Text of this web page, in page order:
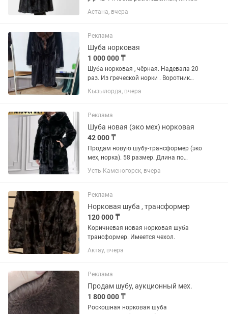
колен, с норковым поясом (отдельно
покупали за 100$), добротный
год или день рождения. Торг...
Астана, вчера
Реклама
Шуба норковая
1 000 000 ₸
Шуба норковая , чёрная. Надевала 20
раз. Из греческой норки . Воротник
соболь..Состояние как новая. Куплена
в 2019 году. Есть карманы
Кызылорда, вчера
Реклама
Шуба новая (эко мех) норковая
42 000 ₸
Продам новую шубу-трансформер (эко
мех, норка). 58 размер. Длина по
спинке 110 см/90см/70 см
Усть-Каменогорск, вчера
Реклама
Норковая шуба , трансформер
120 000 ₸
Коричневая новая норковая шуба
трансформер. Имеется чехол.
Актау, вчера
Реклама
Продам шубу, аукционный мех.
1 800 000 ₸
Роскошная норковая шуба